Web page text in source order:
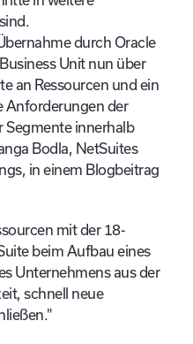
durch Oracle
Unit nun über
an Ressourcen und ein
Anforderungen der
Segmente innerhalb
Bodla, NetSuites
in einem Blogbeitrag
mit der 18-
beim Aufbau eines
Unternehmens aus der
schnell neue